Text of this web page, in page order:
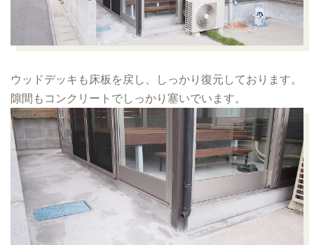
ウッドデッキも床板を戻し、しっかり復元しております。
隙間もコンクリートでしっかり塞いでいます。